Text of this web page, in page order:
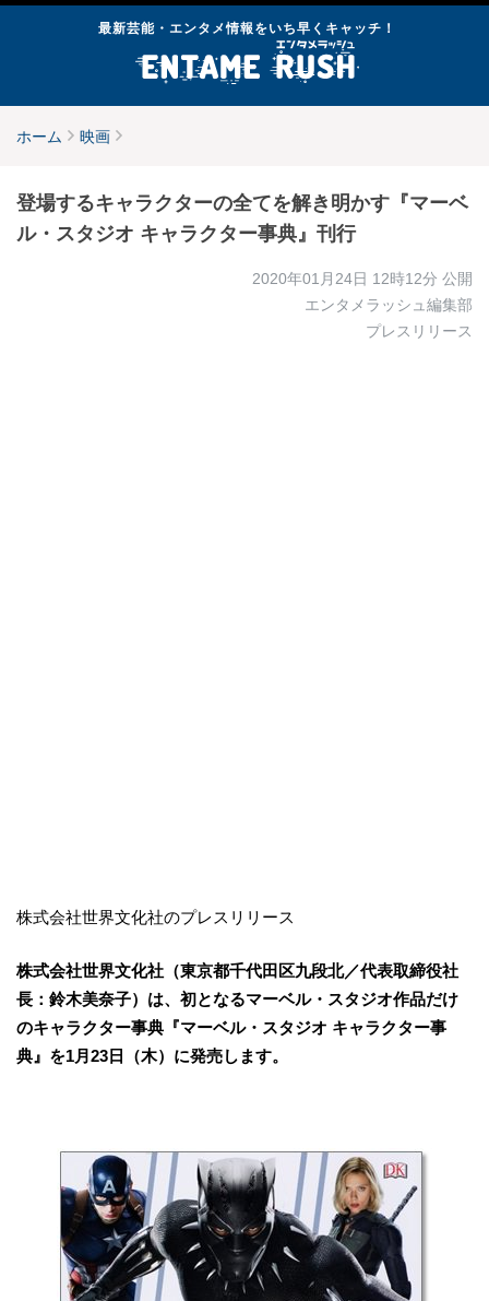
最新芸能・エンタメ情報をいち早くキャッチ！
ホーム 映画
登場するキャラクターの全てを解き明かす『マーベ
ル・スタジオ キャラクター事典』刊行
2020年01月24日 12時12分 公開
エンタメラッシュ編集部
プレスリリース
株式会社世界文化社のプレスリリース
株式会社世界⽂化社（東京都千代⽥区九段北／代表取締役社
⻑：鈴⽊美奈⼦）は、初となるマーベル・スタジオ作品だけ
のキャラクター事典『マーベル・スタジオ キャラクター事
典』を1月23日（木）に発売します。